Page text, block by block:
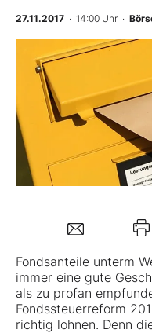
BO-Musterdepots
Experten
Mein B:O
Mein Konto
Folgen Sie uns
Kontakt
27.11.2017 · 14:00 Uhr ·
Fondsanteile unterm
immer eine gute
als zu profan
Fondssteuerreform
richtig lohnen. Denn